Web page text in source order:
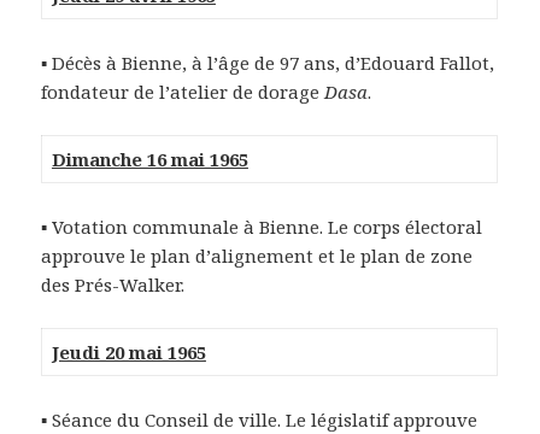
▪ Décès à Bienne, à l’âge de 97 ans, d’Edouard Fallot,
fondateur de l’atelier de dorageDasa.
Dimanche 16 mai 1965
▪ Votation communale à Bienne. Le corps électoral
approuve le plan d’alignement et le plan de zone
des Prés-Walker.
Jeudi 20 mai 1965
▪ Séance du Conseil de ville. Le législatif approuve